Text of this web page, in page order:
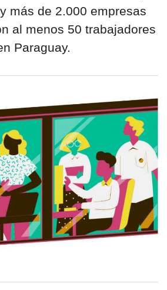
más de 2.000 empresas
al menos 50 trabajadores
Paraguay.